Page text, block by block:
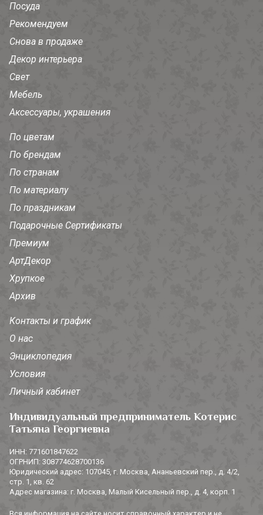
Посуда
Рекомендуем
Снова в продаже
Декор интерьера
Свет
Мебель
Аксессуары, украшения
По цветам
По брендам
По странам
По материалу
По праздникам
Подарочные Сертификаты
Премиум
АртДекор
Хрупкое
Архив
Контакты и график
О нас
Энциклопедия
Условия
Личный кабинет
Индивидуальный предприниматель Котерис
Татьяна Георгиевна
ИНН: 771601847622
ОГРНИП: 308774628700136
Юридический адрес: 107045, г. Москва, Ананьевский пер., д. 4/2,
стр. 1, кв. 62
Адрес магазина: г. Москва, Малый Кисельный пер., д. 4, корп. 1